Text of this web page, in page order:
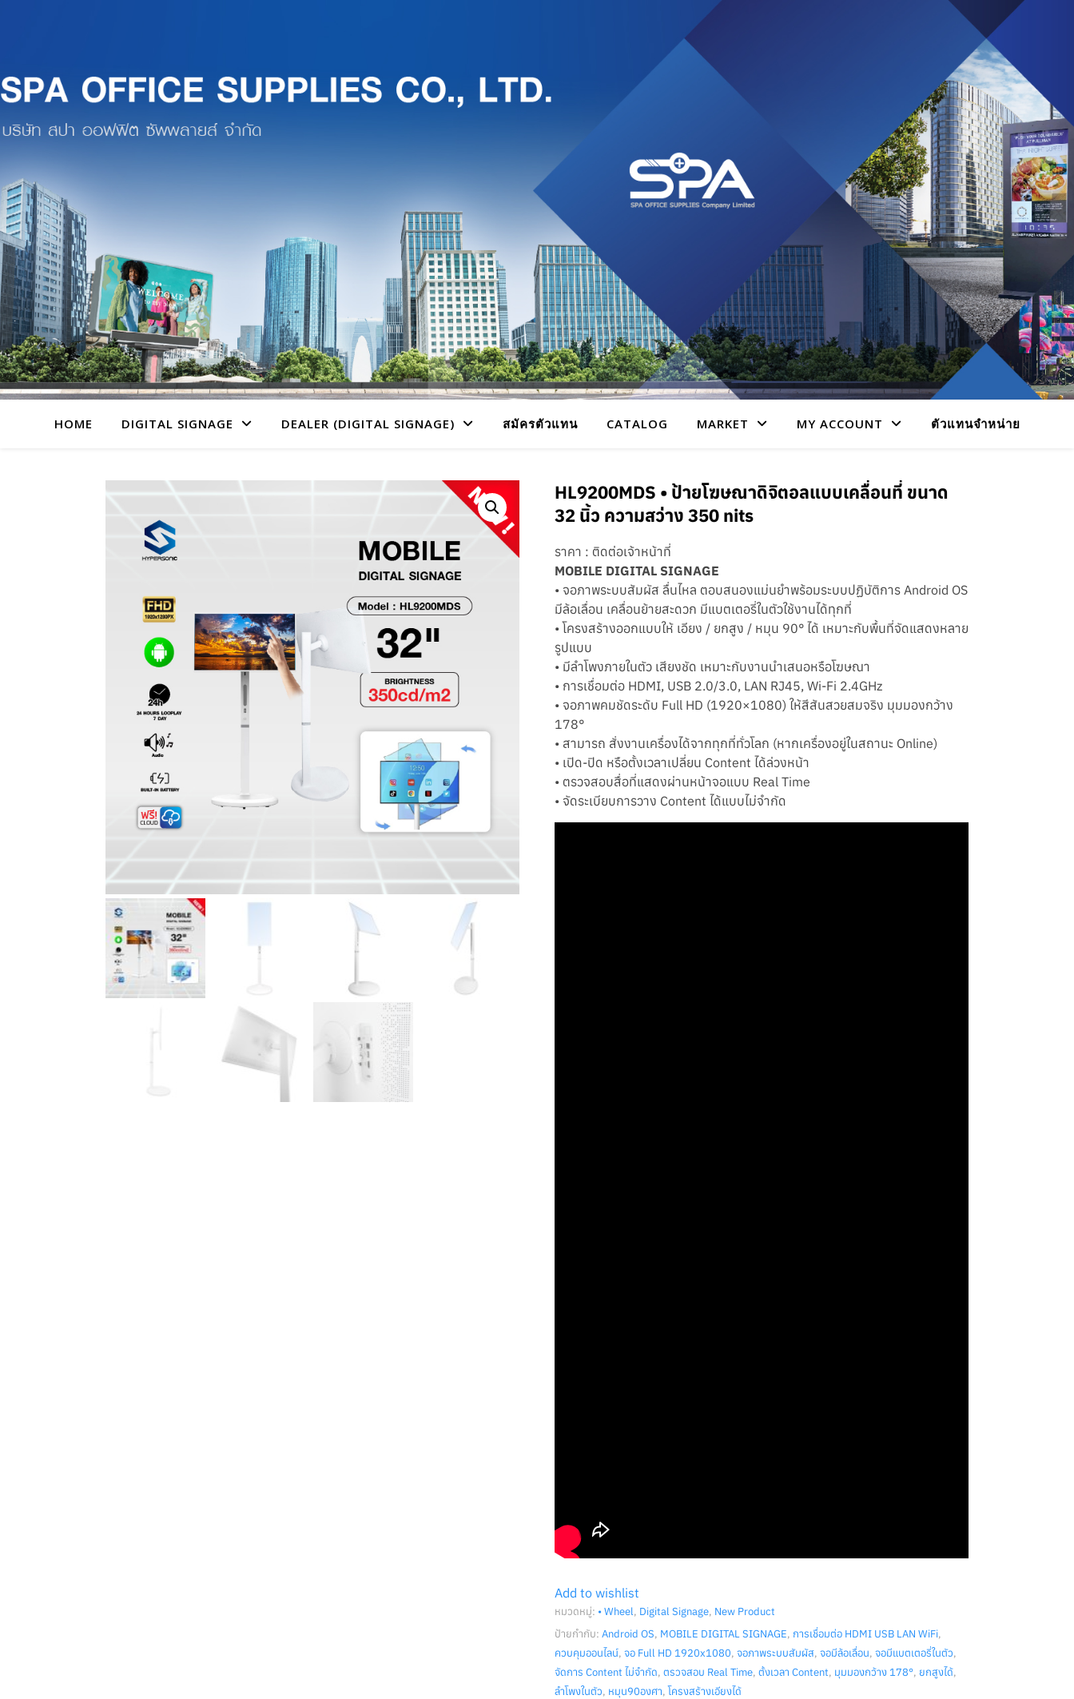
HOME DIGITAL SIGNAGE DEALER (DIGITAL SIGNAGE) สมัครตัวแทน CATALOG MARKET MY ACCOUNT ตัวแทนจำหน่าย
HL9200MDS • ป้ายโฆษณาดิจิตอลแบบเคลื่อนที่ ขนาด
32 นิ้ว ความสว่าง 350 nits
ราคา : ติดต่อเจ้าหน้าที่
MOBILE DIGITAL SIGNAGE
• จอภาพระบบสัมผัส ลื่นไหล ตอบสนองแม่นยำพร้อมระบบปฏิบัติการ Android OS
มีล้อเลื่อน เคลื่อนย้ายสะดวก มีแบตเตอรี่ในตัวใช้งานได้ทุกที่
• โครงสร้างออกแบบให้ เอียง / ยกสูง / หมุน 90° ได้ เหมาะกับพื้นที่จัดแสดงหลาย
รูปแบบ
• มีลำโพงภายในตัว เสียงชัด เหมาะกับงานนำเสนอหรือโฆษณา
• การเชื่อมต่อ HDMI, USB 2.0/3.0, LAN RJ45, Wi-Fi 2.4GHz
• จอภาพคมชัดระดับ Full HD (1920×1080) ให้สีสันสวยสมจริง มุมมองกว้าง
178°
• สามารถ สั่งงานเครื่องได้จากทุกที่ทั่วโลก (หากเครื่องอยู่ในสถานะ Online)
• เปิด-ปิด หรือตั้งเวลาเปลี่ยน Content ได้ล่วงหน้า
• ตรวจสอบสื่อที่แสดงผ่านหน้าจอแบบ Real Time
• จัดระเบียบการวาง Content ได้แบบไม่จำกัด
Add to wishlist
หมวดหมู่: • Wheel, Digital Signage, New Product
ป้ายกำกับ: Android OS, MOBILE DIGITAL SIGNAGE, การเชื่อมต่อ HDMI USB LAN WiFi,
ควบคุมออนไลน์, จอ Full HD 1920x1080, จอภาพระบบสัมผัส, จอมีล้อเลื่อน, จอมีแบตเตอรี่ในตัว,
จัดการ Content ไม่จำกัด, ตรวจสอบ Real Time, ตั้งเวลา Content, มุมมองกว้าง 178°, ยกสูงได้,
ลำโพงในตัว, หมุน90องศา, โครงสร้างเอียงได้